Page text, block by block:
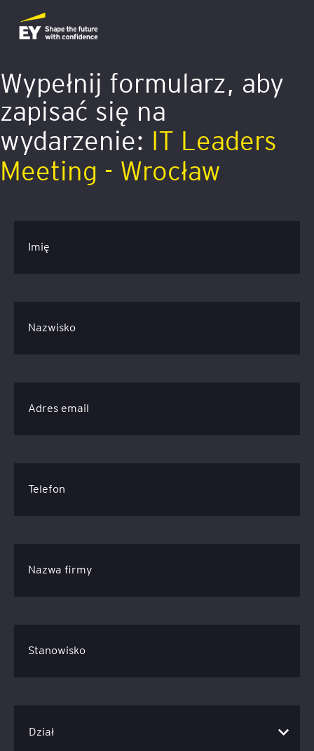
Wypełnij formularz, aby
zapisać się na
wydarzenie: IT Leaders
Meeting - Wrocław
Imię
Nazwisko
Adres email
Telefon
Nazwa firmy
Stanowisko